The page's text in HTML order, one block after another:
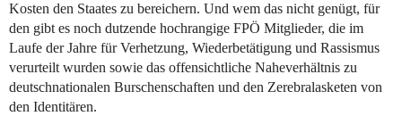
Kosten den Staates zu bereichern. Und wem das nicht genügt, für
den gibt es noch dutzende hochrangige FPÖ Mitglieder, die im
Laufe der Jahre für Verhetzung, Wiederbetätigung und Rassismus
verurteilt wurden sowie das offensichtliche Naheverhältnis zu
deutschnationalen Burschenschaften und den Zerebralasketen von
den Identitären.